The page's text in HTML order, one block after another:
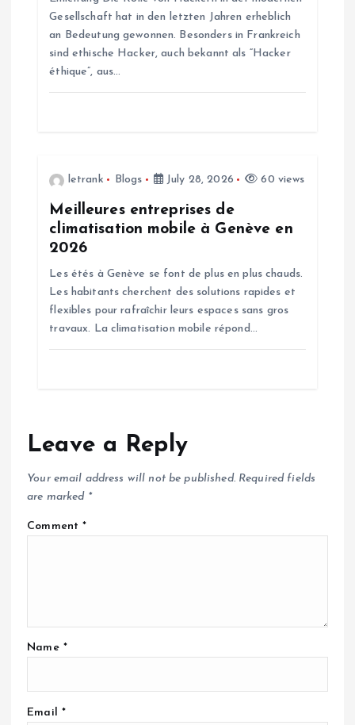
Gesellschaft hat in den letzten Jahren erheblich
an Bedeutung gewonnen. Besonders in Frankreich
sind ethische Hacker, auch bekannt als “Hacker
éthique”, aus…
letrank Blogs July 28, 2026 60 views
Meilleures entreprises de
climatisation mobile à Genève en
2026
Les étés à Genève se font de plus en plus chauds.
Les habitants cherchent des solutions rapides et
flexibles pour rafraîchir leurs espaces sans gros
travaux. La climatisation mobile répond…
Leave a Reply
Your email address will not be published. Required fields
are marked *
Comment*
Name *
Email *